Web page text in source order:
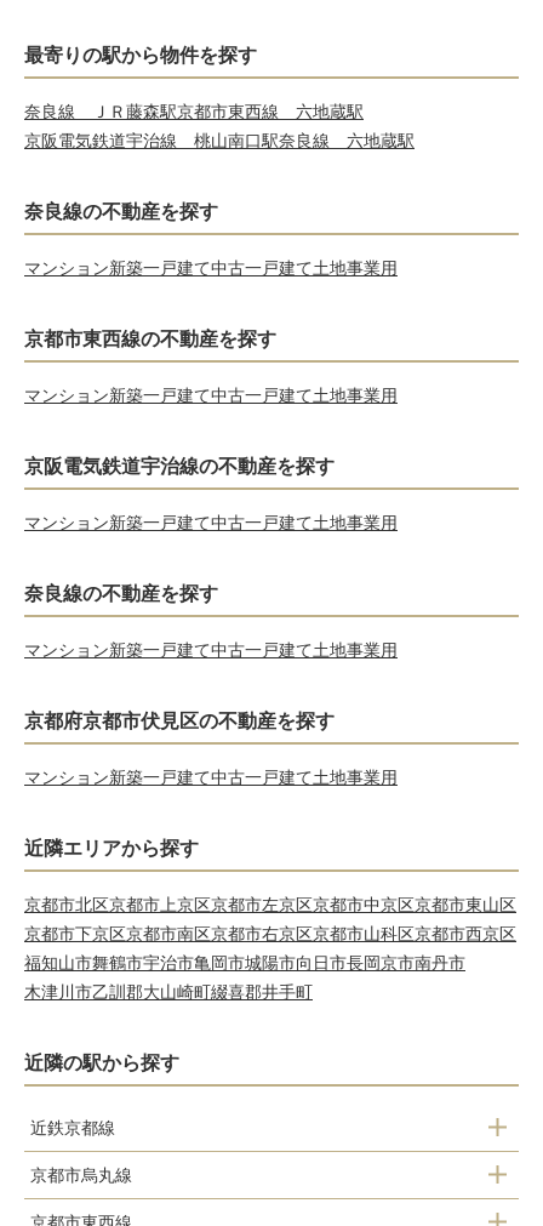
最寄りの駅から物件を探す
奈良線 ＪＲ藤森駅京都市東西線 六地蔵駅
京阪電気鉄道宇治線 桃山南口駅奈良線 六地蔵駅
奈良線の不動産を探す
マンション新築一戸建て中古一戸建て土地事業用
京都市東西線の不動産を探す
マンション新築一戸建て中古一戸建て土地事業用
京阪電気鉄道宇治線の不動産を探す
マンション新築一戸建て中古一戸建て土地事業用
奈良線の不動産を探す
マンション新築一戸建て中古一戸建て土地事業用
京都府京都市伏見区の不動産を探す
マンション新築一戸建て中古一戸建て土地事業用
近隣エリアから探す
京都市北区京都市上京区京都市左京区京都市中京区京都市東山区
京都市下京区京都市南区京都市右京区京都市山科区京都市西京区
福知山市舞鶴市宇治市亀岡市城陽市向日市長岡京市南丹市
木津川市乙訓郡大山崎町綴喜郡井手町
近隣の駅から探す
近鉄京都線
上鳥羽口駅
京都市烏丸線
京都市東西線